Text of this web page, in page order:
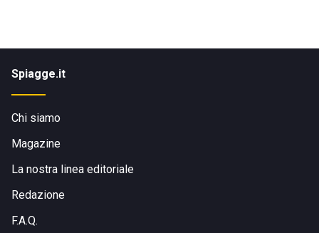
Spiagge.it
Chi siamo
Magazine
La nostra linea editoriale
Redazione
F.A.Q.